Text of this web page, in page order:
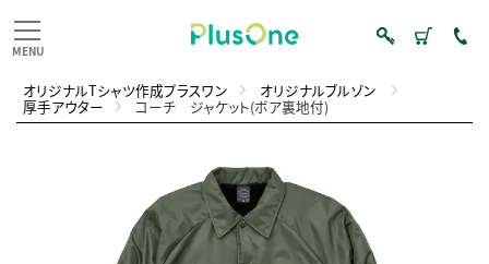
オリジナルTシャツ作成プラスワン オリジナルブルゾン
厚手アウター コーチ ジャケット(ボア裏地付)